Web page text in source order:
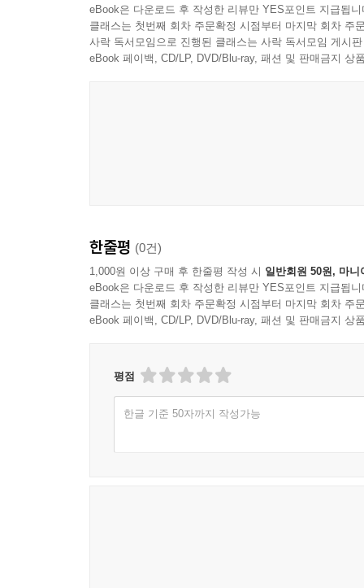
eBook은 다운로드 후 작성한 리뷰만 YES포인트 지급됩니
클래스는 첫번째 회차 주문확정 시점부터 마지막 회차 주
사락 독서모임으로 진행된 클래스는 사락 독서모임 게시
eBook 페이백, CD/LP, DVD/Blu-ray, 패션 및 판매금지 상
한줄평 (0건)
1,000원 이상 구매 후 한줄평 작성 시 일반회원 50원, 마니
eBook은 다운로드 후 작성한 리뷰만 YES포인트 지급됩니
클래스는 첫번째 회차 주문확정 시점부터 마지막 회차 주
eBook 페이백, CD/LP, DVD/Blu-ray, 패션 및 판매금지 상
평점
한글 기준 50자까지 작성가능